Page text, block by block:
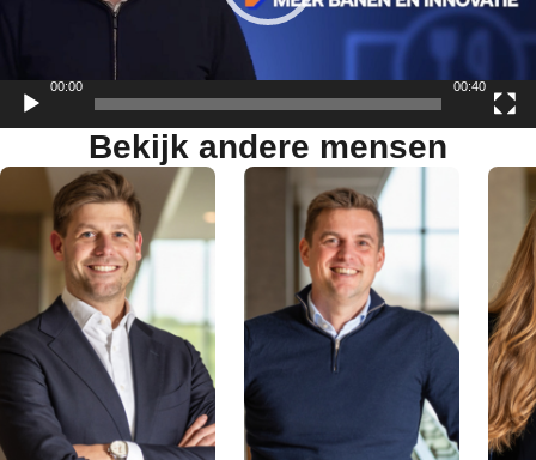
00:00 00:40
Bekijk andere mensen